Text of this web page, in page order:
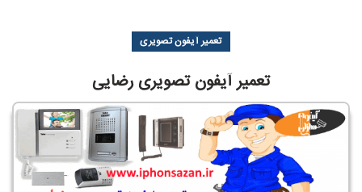
تعمیر آیفون تصویری
تعمیر آیفون تصویری رضایی